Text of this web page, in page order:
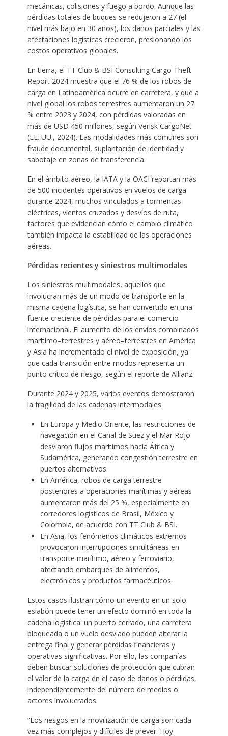
mecánicas, colisiones y fuego a bordo. Aunque las
pérdidas totales de buques se redujeron a 27 (el
nivel más bajo en 30 años), los daños parciales y las
afectaciones logísticas crecieron, presionando los
costos operativos globales.
En tierra, el TT Club & BSI Consulting Cargo Theft
Report 2024 muestra que el 76 % de los robos de
carga en Latinoamérica ocurre en carretera, y que a
nivel global los robos terrestres aumentaron un 27
% entre 2023 y 2024, con pérdidas valoradas en
más de USD 450 millones, según Verisk CargoNet
(EE. UU., 2024). Las modalidades más comunes son
fraude documental, suplantación de identidad y
sabotaje en zonas de transferencia.
En el ámbito aéreo, la IATA y la OACI reportan más
de 500 incidentes operativos en vuelos de carga
durante 2024, muchos vinculados a tormentas
eléctricas, vientos cruzados y desvíos de ruta,
factores que evidencian cómo el cambio climático
también impacta la estabilidad de las operaciones
aéreas.
Pérdidas recientes y siniestros multimodales
Los siniestros multimodales, aquellos que
involucran más de un modo de transporte en la
misma cadena logística, se han convertido en una
fuente creciente de pérdidas para el comercio
internacional. El aumento de los envíos combinados
marítimo–terrestres y aéreo–terrestres en América
y Asia ha incrementado el nivel de exposición, ya
que cada transición entre modos representa un
punto crítico de riesgo, según el reporte de Allianz.
Durante 2024 y 2025, varios eventos demostraron
la fragilidad de las cadenas intermodales:
En Europa y Medio Oriente, las restricciones de
navegación en el Canal de Suez y el Mar Rojo
desviaron flujos marítimos hacia África y
Sudamérica, generando congestión terrestre en
puertos alternativos.
En América, robos de carga terrestre
posteriores a operaciones marítimas y aéreas
aumentaron más del 25 %, especialmente en
corredores logísticos de Brasil, México y
Colombia, de acuerdo con TT Club & BSI.
En Asia, los fenómenos climáticos extremos
provocaron interrupciones simultáneas en
transporte marítimo, aéreo y ferroviario,
afectando embarques de alimentos,
electrónicos y productos farmacéuticos.
Estos casos ilustran cómo un evento en un solo
eslabón puede tener un efecto dominó en toda la
cadena logística: un puerto cerrado, una carretera
bloqueada o un vuelo desviado pueden alterar la
entrega final y generar pérdidas financieras y
operativas significativas. Por ello, las compañías
deben buscar soluciones de protección que cubran
el valor de la carga en el caso de daños o pérdidas,
independientemente del número de medios o
actores involucrados.
“Los riesgos en la movilización de carga son cada
vez más complejos y difíciles de prever. Hoy